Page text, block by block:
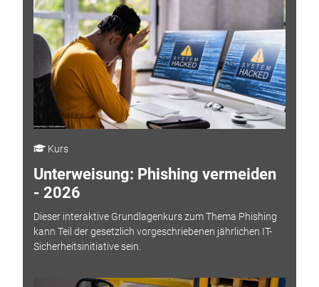
Kurs
Unterweisung: Phishing vermeiden
- 2026
Dieser interaktive Grundlagenkurs zum Thema Phishing
kann Teil der gesetzlich vorgeschriebenen jährlichen IT-
Sicherheitsinitiative sein.